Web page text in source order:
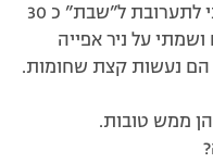
ופלפל לפי הטעם וערבתי. נתתי לתערובת ל”שבת” כ 30
על ניר אפייה
בינוני כ 20 דקות. הם נעשות קצת שחומות.
ממש טובות.